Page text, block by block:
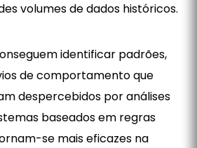
volumes de dados históricos.
identificar padrões,
de comportamento que
despercebidos por análises
baseados em regras
se mais eficazes na